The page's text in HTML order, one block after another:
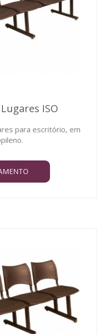
ISO
para escritório, em